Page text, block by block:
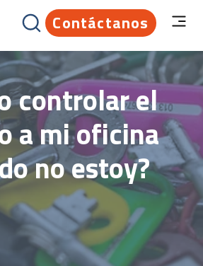
Contáctanos
controlar el
a mi oficina
no estoy?